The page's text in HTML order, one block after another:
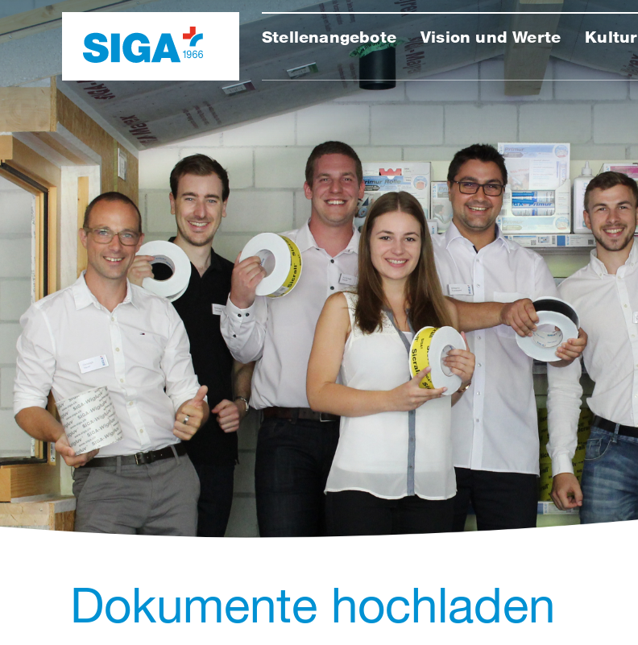
Stellenangebote Vision und Werte Kultur
Dokumente hochladen